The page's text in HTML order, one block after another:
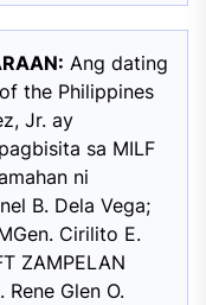
Ang dating
the Philippines
Jr. ay
sa MILF
ni
B. Dela Vega;
Cirilito E.
ZAMPELAN
Rene Glen O.